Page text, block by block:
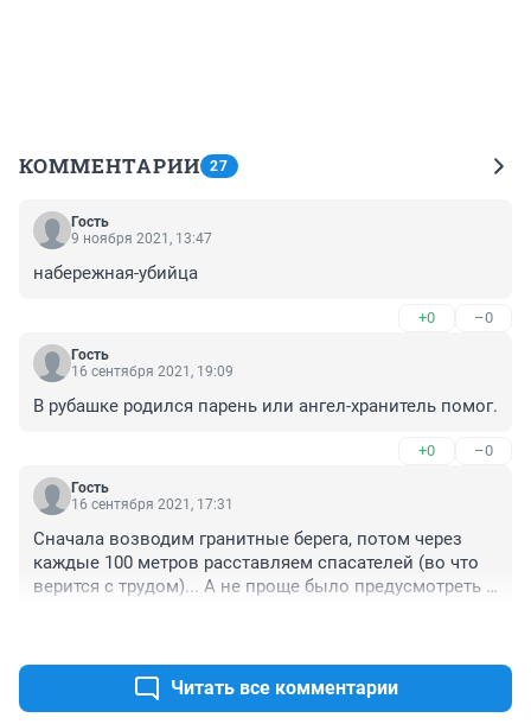
КОММЕНТАРИИ 27
Гость
9 ноября 2021, 13:47
набережная-убийца
+0 –0
Гость
16 сентября 2021, 19:09
В рубашке родился парень или ангел-хранитель помог.
+0 –0
Гость
16 сентября 2021, 17:31
Сначала возводим гранитные берега, потом через
каждые 100 метров расставляем спасателей (во что
верится с трудом)... А не проще было предусмотреть
Читать все комментарии